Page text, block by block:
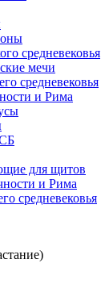
средневековья
мечи
средневековья
и Рима
для щитов
и Рима
средневековья